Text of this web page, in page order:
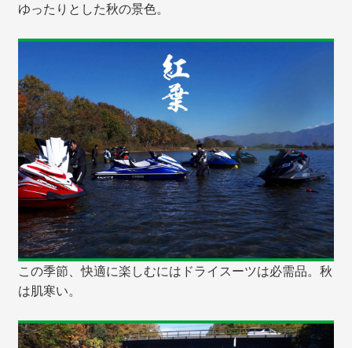
ゆったりとした秋の景色。
この季節、快適に楽しむにはドライスーツは必需品。秋
は肌寒い。